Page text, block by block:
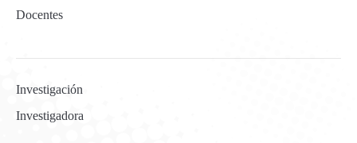
Docentes
Investigación
Investigadora